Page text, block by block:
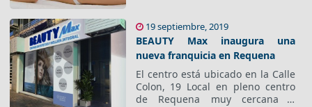
DE MONTAR CENTROS BEAUTY
MAX A MEDIA
19 septiembre, 2019
BEAUTY Max inaugura una
nueva franquicia en Requena
El centro está ubicado en la Calle
Colon, 19 Local en pleno centro
de Requena muy cercana a